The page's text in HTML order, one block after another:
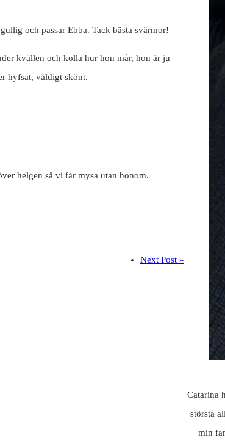
och passar Ebba. Tack bästa svärmor!
kvällen och kolla hur hon mår, hon är ju
hyfsat, väldigt skönt.
helgen så vi får mysa utan honom.
Next Post »
Catarina
största
min